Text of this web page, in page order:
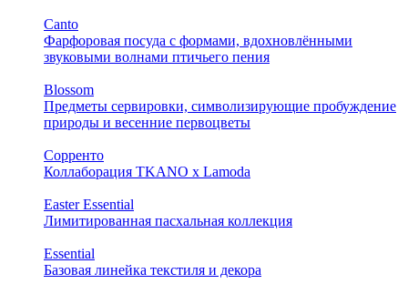
Canto
Фарфоровая посуда с формами, вдохновлёнными
звуковыми волнами птичьего пения
Blossom
Предметы сервировки, символизирующие пробуждение
природы и весенние первоцветы
Сорренто
Коллаборация TKANO х Lamoda
Easter Essential
Лимитированная пасхальная коллекция
Essential
Базовая линейка текстиля и декора